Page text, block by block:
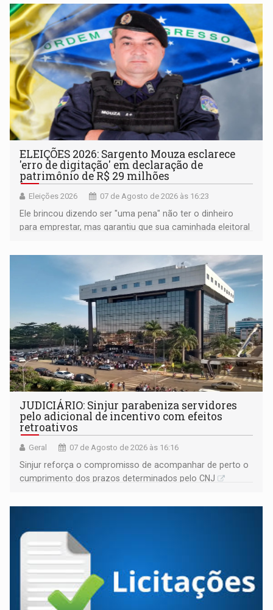
ELEIÇÕES 2026: Sargento Mouza esclarece
'erro de digitação' em declaração de
patrimônio de R$ 29 milhões
Eleições 2026 07 de Agosto de 2026 às 16:23
Ele brincou dizendo ser "uma pena" não ter o dinheiro
para emprestar, mas garantiu que sua caminhada eleitoral
JUDICIÁRIO: Sinjur parabeniza servidores
pelo adicional de incentivo com efeitos
retroativos
Geral 07 de Agosto de 2026 às 16:16
Sinjur reforça o compromisso de acompanhar de perto o
cumprimento dos prazos determinados pelo CNJ